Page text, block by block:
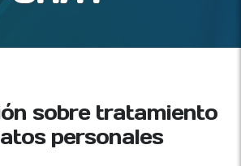
sobre tratamiento
personales